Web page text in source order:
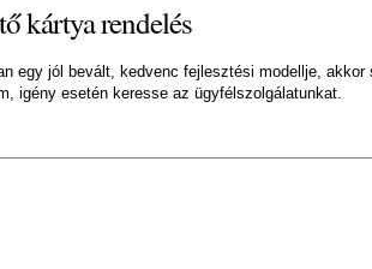
kártya rendelés
egy jól bevált, kedvenc fejlesztési modellje,
igény esetén keresse az ügyfélszolgálatunkat.